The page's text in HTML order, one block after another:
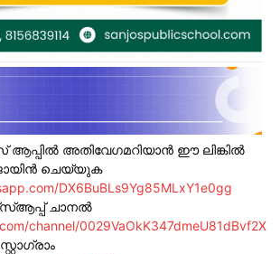
ആപ്പിൽ അതിവേഗമറിയാൻ ഈ ലിങ്കിൽ
ചെയ്യുക
DX6BuBLs9Yg85MLxY1e0gg
ചാനൽ
channel/0029VaOkK347dmeU81dBvf2X